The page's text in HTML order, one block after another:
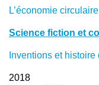
L’économie
Science fiction et
Inventions et
2018